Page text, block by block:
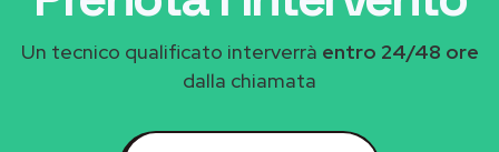
Un tecnico qualificato interverrà entro 24/48 ore
dalla chiamata